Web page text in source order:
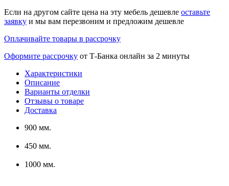
Если на другом сайте цена на эту мебель дешевле оставьте
заявку и мы вам перезвоним и предложим дешевле
Оплачивайте товары в рассрочку
Оформите рассрочку от Т-Банка онлайн за 2 минуты
Характеристики
Описание
Варианты отделки
Отзывы о товаре
Доставка
900 мм.
450 мм.
1000 мм.